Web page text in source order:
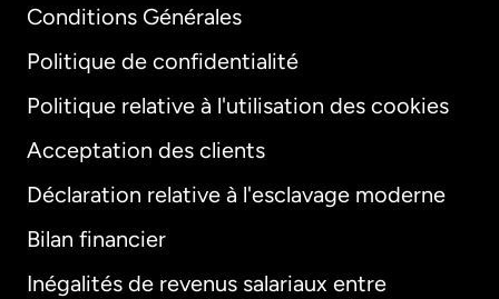
Conditions Générales
Politique de confidentialité
Politique relative à l'utilisation des cookies
Acceptation des clients
Déclaration relative à l'esclavage moderne
Bilan financier
Inégalités de revenus salariaux entre
International